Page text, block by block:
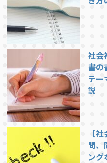
社会
書の
テー
説
【
問、
ング